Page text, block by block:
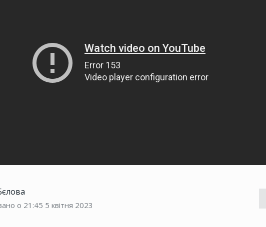
о 21:45 5 квітня 2023